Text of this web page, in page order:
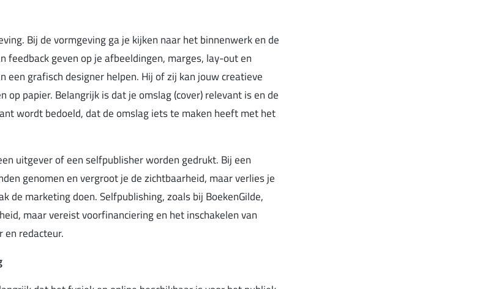
Bij de vormgeving ga je kijken naar het binnenwerk en de
feedback geven op je afbeeldingen, marges, lay-out en
een grafisch designer helpen. Hij of zij kan jouw creatieve
op papier. Belangrijk is dat je omslag (cover) relevant is en de
wordt bedoeld, dat de omslag iets te maken heeft met het
uitgever of een selfpublisher worden gedrukt. Bij een
genomen en vergroot je de zichtbaarheid, maar verlies je
de marketing doen. Selfpublishing, zoals bij BoekenGilde,
maar vereist voorfinanciering en het inschakelen van
en redacteur.